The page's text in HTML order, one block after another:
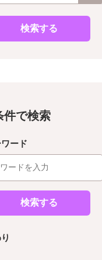
検索する
件で検索
ード
検索する